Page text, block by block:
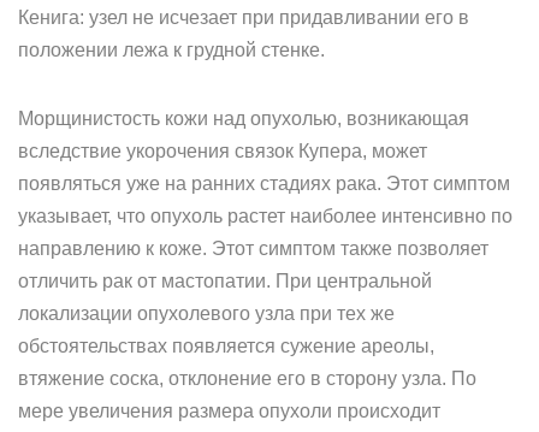
Кенига: узел не исчезает при придавливании его в
положении лежа к грудной стенке.
Морщинистость кожи над опухолью, возникающая
вследствие укорочения связок Купера, может
появляться уже на ранних стадиях рака. Этот симптом
указывает, что опухоль растет наиболее интенсивно по
направлению к коже. Этот симптом также позволяет
отличить рак от мастопатии. При центральной
локализации опухолевого узла при тех же
обстоятельствах появляется сужение ареолы,
втяжение соска, отклонение его в сторону узла. По
мере увеличения размера опухоли происходит